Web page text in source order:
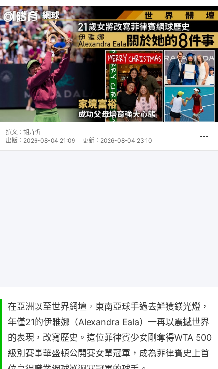
撰文： 胡卉忻
出版： 2026-08-04 21:09 更新： 2026-08-04 23:10
在亞洲以至世界網壇，東南亞球手過去鮮獲鎂光燈，
年僅21的伊雅娜（Alexandra Eala）一再以震撼世界
的表現，改寫歷史。這位菲律賓少女剛奪得WTA 500
級別賽事華盛頓公開賽女單冠軍，成為菲律賓史上首